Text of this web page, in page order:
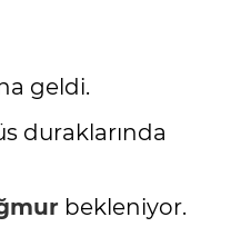
geldi.
duraklarında
bekleniyor.